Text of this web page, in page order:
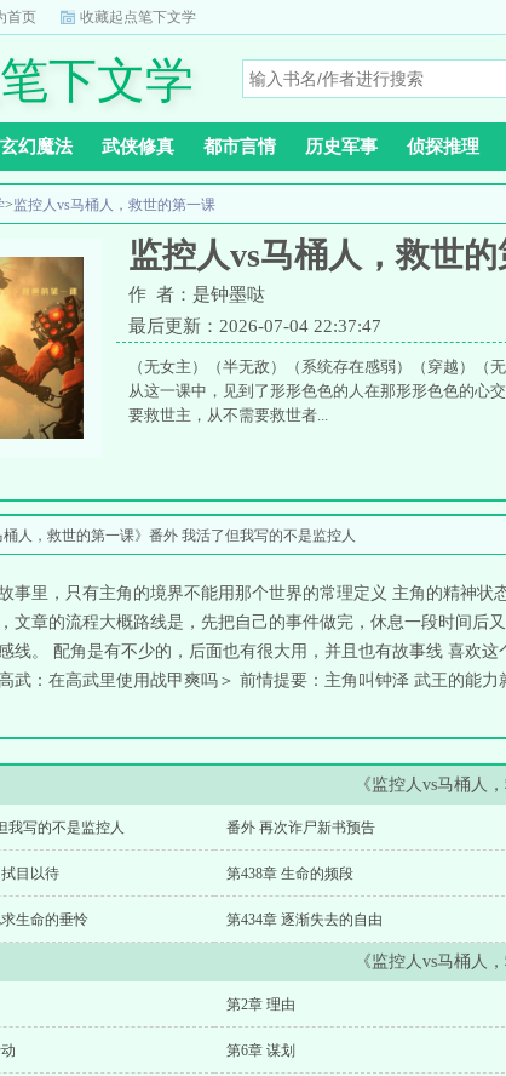
首页 收藏起点笔下文学
下文学
玄幻魔法 武侠修真 都市言情 历史军事 侦探推理
>监控人vs马桶人，救世的第一课
监控人vs马桶人，救世
作 者：是钟墨哒
最后更新：2026-07-04 22:37:47
（无女主）（半无敌）（系统存在感弱）（穿越）（
从这一课中，见到了形形色色的人在那形形色色的心
要救世主，从不需要救世者...
桶人，救世的第一课》番外 我活了但我写的不是监控人
事里，只有主角的境界不能用那个世界的常理定义 主角的精神
文章的流程大概路线是，先把自己的事件做完，休息一段时间
线。 配角是有不少的，后面也有很大用，并且也有故事线 喜欢
武：在高武里使用战甲爽吗＞ 前情提要：主角叫钟泽 武王的能
《监控人vs马桶人
我写的不是监控人 番外 再次诈尸新书预告
目以待 第438章 生命的频段
生命的垂怜 第434章 逐渐失去的自由
《监控人vs马桶人
第2章 理由
第6章 谋划